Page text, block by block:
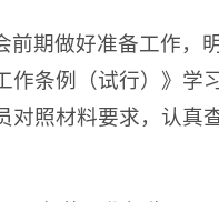
期做好准备工作，
条例（试行）》学
照材料要求，认真